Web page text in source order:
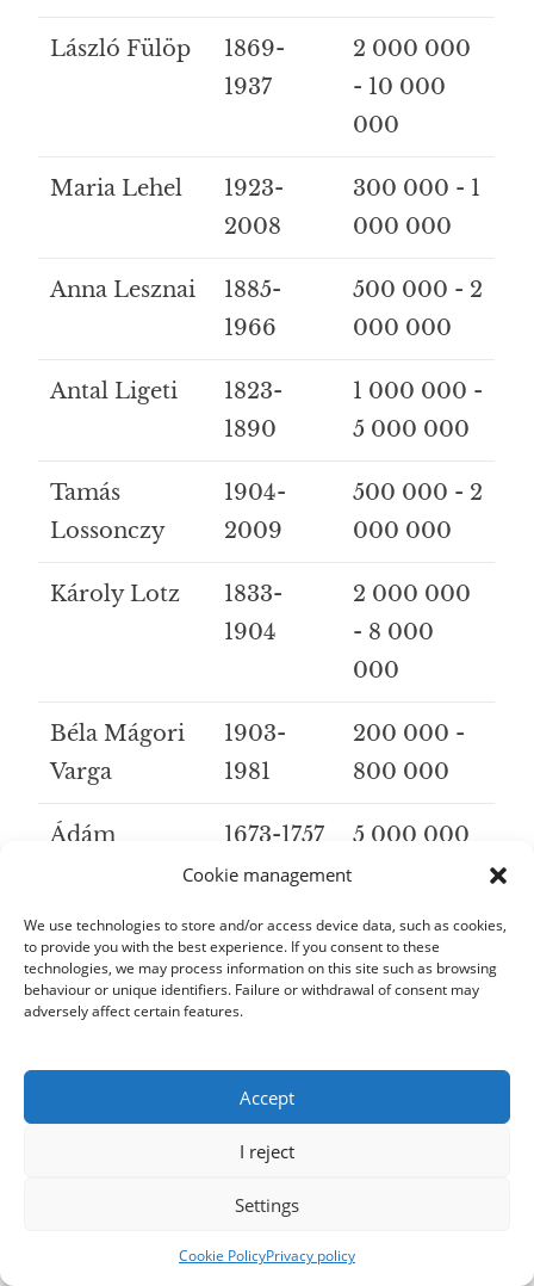
Cookie management
We use technologies to store and/or access device data, such as cookies,
to provide you with the best experience. If you consent to these
technologies, we may process information on this site such as browsing
behaviour or unique identifiers. Failure or withdrawal of consent may
adversely affect certain features.
Accept
I reject
Settings
Cookie PolicyPrivacy policy
László Fülöp
1869-
1937
2 000 000
- 10 000
000
Maria Lehel
1923-
2008
300 000 - 1
000 000
Anna Lesznai
1885-
1966
500 000 - 2
000 000
Antal Ligeti
1823-
1890
1 000 000 -
5 000 000
Tamás
Lossonczy
1904-
2009
500 000 - 2
000 000
Károly Lotz
1833-
1904
2 000 000
- 8 000
000
Béla Mágori
Varga
1903-
1981
200 000 -
800 000
Ádám
1673-1757
5 000 000
OF HIS
LIFE
(HUF)
1878-